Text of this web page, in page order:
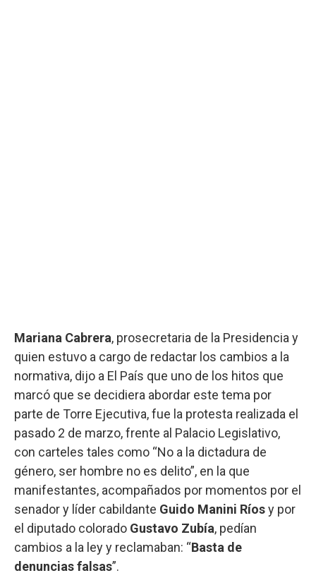
Mariana Cabrera, prosecretaria de la Presidencia y
quien estuvo a cargo de redactar los cambios a la
normativa, dijo a El País que uno de los hitos que
marcó que se decidiera abordar este tema por
parte de Torre Ejecutiva, fue la protesta realizada el
pasado 2 de marzo, frente al Palacio Legislativo,
con carteles tales como “No a la dictadura de
género, ser hombre no es delito”, en la que
manifestantes, acompañados por momentos por el
senador y líder cabildante Guido Manini Ríosy por
el diputado colorado Gustavo Zubía, pedían
cambios a la ley y reclamaban: “Basta de
denuncias falsas”.